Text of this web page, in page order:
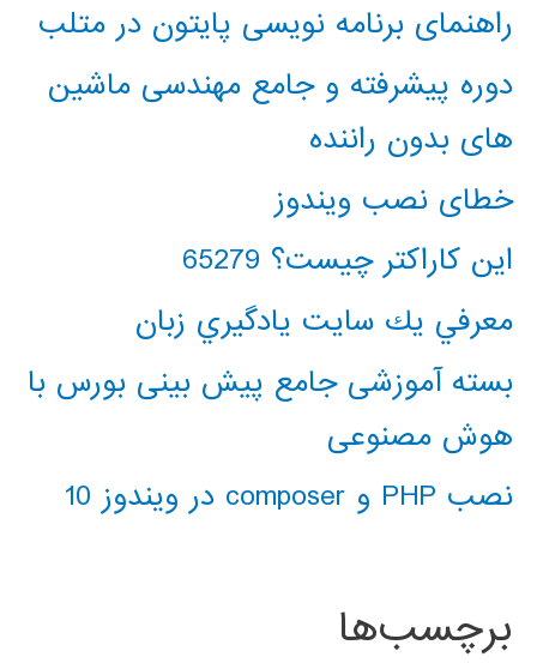
راهنمای برنامه نویسی پایتون در متلب
دوره پیشرفته و جامع مهندسی ماشین
های بدون راننده
خطای نصب ویندوز
این کاراکتر چیست؟ 65279
معرفي يك سايت يادگيري زبان
بسته آموزشی جامع پیش بینی بورس با
هوش مصنوعی
نصب PHP و composer در ویندوز 10
برچسب‌ها